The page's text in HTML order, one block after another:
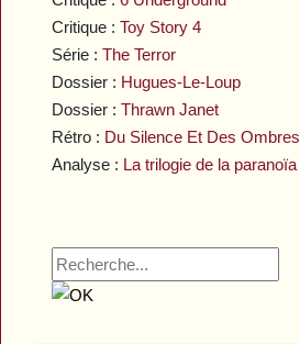
Critique :Toy Story 4
Série :The Terror
Dossier : Hugues-Le-Loup
Dossier :Thrawn Janet
Rétro : Du Silence Et Des Ombres
Analyse : La trilogie de la paranoïa